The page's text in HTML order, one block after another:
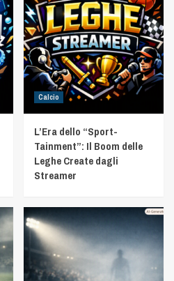
Calcio
L’Era dello “Sport-
Tainment”: Il Boom delle
Leghe Create dagli
Streamer